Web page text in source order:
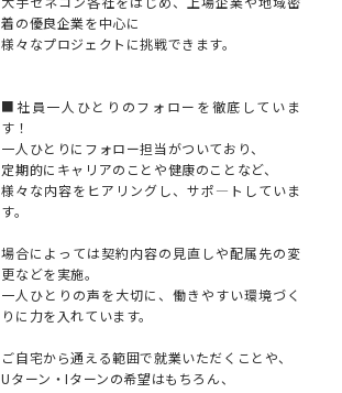
着の優良企業を中心に
様々なプロジェクトに挑戦できます。
■社員一人ひとりのフォローを徹底していま
す！
一人ひとりにフォロー担当がついており、
定期的にキャリアのことや健康のことなど、
様々な内容をヒアリングし、サポ―トしていま
す。
場合によっては契約内容の見直しや配属先の変
更などを実施。
一人ひとりの声を大切に、働きやすい環境づく
りに力を入れています。
ご自宅から通える範囲で就業いただくことや、
Uターン・Iターンの希望はもちろん、